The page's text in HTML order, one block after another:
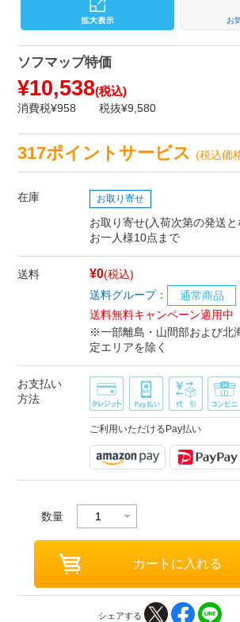
お
ソフマップ特価
¥10,538(税込)
消費税¥958 税抜¥9,580
317ポイントサービス(税込価
在庫 お取り寄せ
お取り寄せ(入荷次第の発送
お一人様10点まで
送料 ¥0(税込)
送料グループ：
通常商品
送料無料キャンペーン適用中
※一部離島・山間部および北
定エリアを除く
お支払い
方法
ご利用いただけるPay払い
数量
シェアする